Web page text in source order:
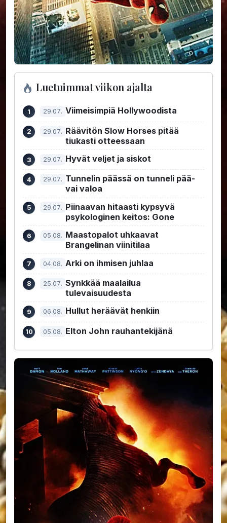
Luetuimmat viikon ajalta
29.07. Viimeisimpiä Hollywoodista
29.07. Räävitön Slow Horses pitää
tiukasti otteessaan
29.07. Hyvät veljet ja siskot
29.07. Tunnelin päässä on tunneli pää-
vai valoa
29.07. Piinaavan hitaasti kypsyvä
psykologinen keitos: Gone
05.08. Maastopalot uhkaavat
Brangelinan viinitilaa
04.08. Arki on ihmisen juhlaa
25.07. Synkkää maalailua
tulevaisuudesta
06.08. Hullut heräävät henkiin
05.08. Elton John rauhantekijänä